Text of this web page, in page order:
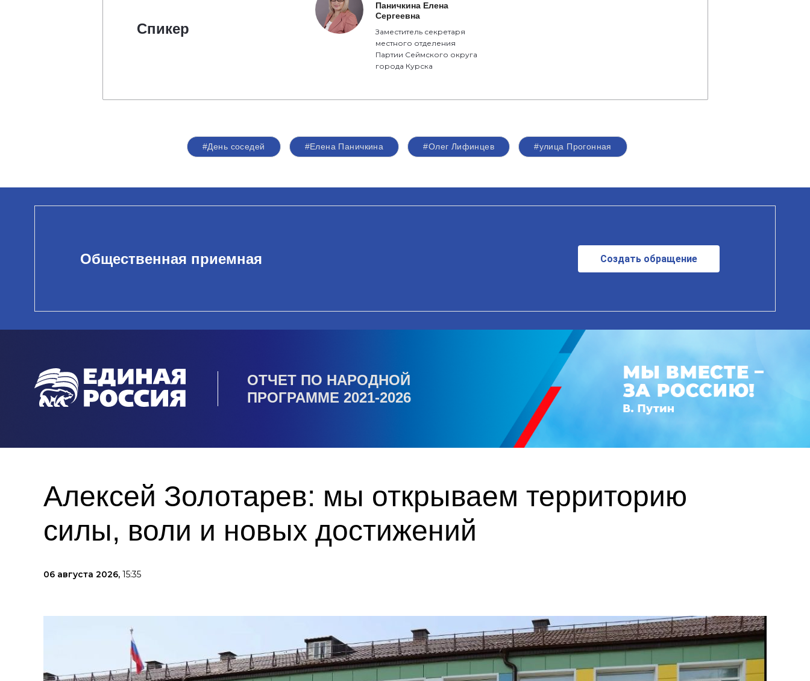
Спикер
Паничкина Елена
Сергеевна
Заместитель секретаря
местного отделения
Партии Сеймского округа
города Курска
#День соседей #Елена Паничкина #Олег Лифинцев #улица Прогонная
Общественная приемная Создать обращение
ОТЧЕТ ПО НАРОДНОЙ
ПРОГРАММЕ 2021-2026
Алексей Золотарев: мы открываем территорию
силы, воли и новых достижений
06 августа 2026, 15:35